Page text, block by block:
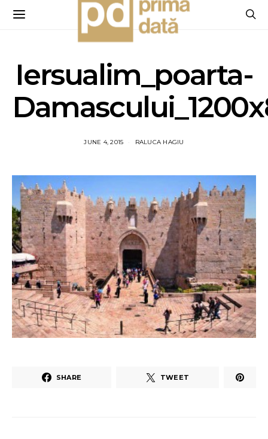
Iersualim_poarta-
JUNE 4, 2015 RALUCA HAGIU
SHARE TWEET